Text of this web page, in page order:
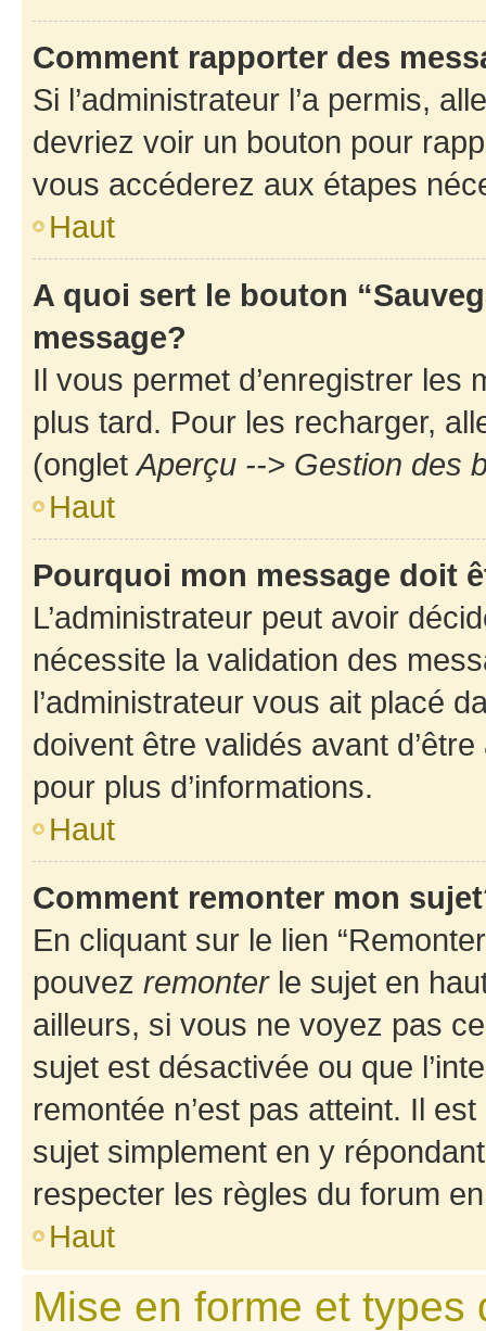
Comment rapporter des
Si l’administrateur l’a permis,
devriez voir un bouton pour
vous accéderez aux étapes
Haut
A quoi sert le bouton
message?
Il vous permet d’enregistrer
plus tard. Pour les recharger,
(ongletAperçu --> Gestion des
Haut
Pourquoi mon message doit
L’administrateur peut avoir
nécessite la validation des
l’administrateur vous ait placé
doivent être validés avant
pour plus d’informations.
Haut
Comment remonter mon
En cliquant sur le lien
pouvez remonterle sujet en
ailleurs, si vous ne voyez pas
sujet est désactivée ou que
remontée n’est pas atteint. Il
sujet simplement en y
respecter les règles du forum
Haut
Mise en forme et types